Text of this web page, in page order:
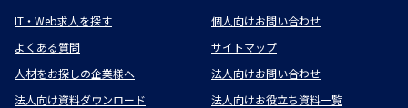
IT・Web求人を探す
個人向けお問い合わせ
よくある質問
サイトマップ
人材をお探しの企業様へ
法人向けお問い合わせ
法人向け資料ダウンロード
法人向けお役立ち資料一覧